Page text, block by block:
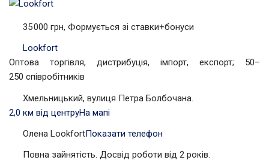
35 000 грн, Формується зі ставки+бонуси
Lookfort
Оптова торгівля, дистрибуція, імпорт, експорт; 50–
250 співробітників
Хмельницький, вулиця Петра Болбочана.
2,0 км від центруНа мапі
Олена LookfortПоказати телефон
Повна зайнятість. Досвід роботи від 2 років.